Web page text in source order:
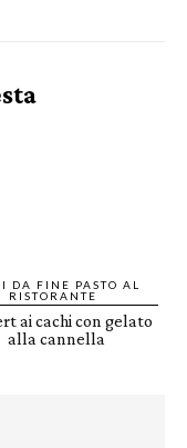
DA FINE PASTO AL
RISTORANTE
ai cachi con gelato
alla cannella